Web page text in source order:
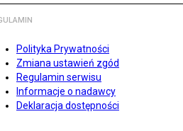
Polityka Prywatności
Zmiana ustawień zgód
Regulamin serwisu
Informacje o nadawcy
Deklaracja dostępności